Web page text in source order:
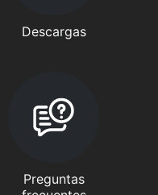
Descargas
Preguntas